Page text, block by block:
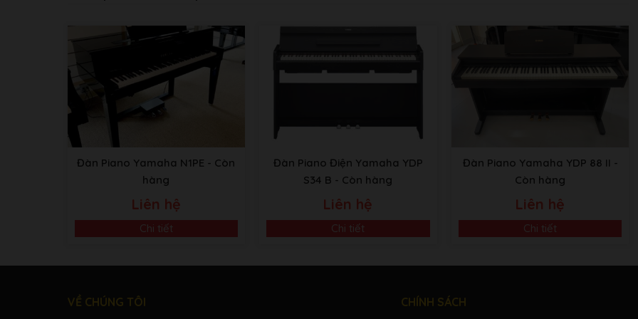
Đàn Piano Yamaha N1PE - Còn
hàng
Liên hệ
Chi tiết
Đàn Piano Điện Yamaha YDP
S34 B - Còn hàng
Liên hệ
Chi tiết
Đàn Piano Yamaha YDP 88 II -
Còn hàng
Liên hệ
Chi tiết
VỀ CHÚNG TÔI CHÍNH SÁCH